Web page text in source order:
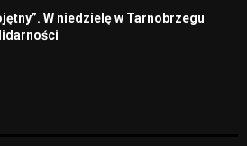
W niedzielę w Tarnobrzegu